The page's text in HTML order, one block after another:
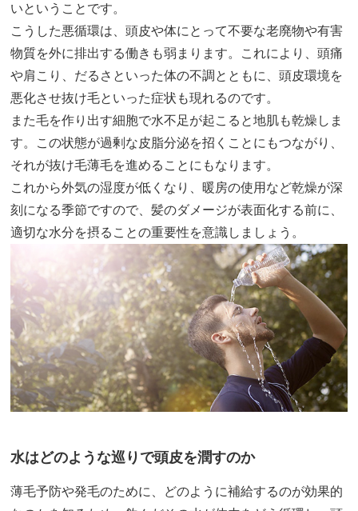
いということです。
こうした悪循環は、頭皮や体にとって不要な老廃物や有害
物質を外に排出する働きも弱まります。これにより、頭痛
や肩こり、だるさといった体の不調とともに、頭皮環境を
悪化させ抜け毛といった症状も現れるのです。
また毛を作り出す細胞で水不足が起こると地肌も乾燥しま
す。この状態が過剰な皮脂分泌を招くことにもつながり、
それが抜け毛薄毛を進めることにもなります。
これから外気の湿度が低くなり、暖房の使用など乾燥が深
刻になる季節ですので、髪のダメージが表面化する前に、
適切な水分を摂ることの重要性を意識しましょう。
水はどのような巡りで頭皮を潤すのか
薄毛予防や発毛のために、どのように補給するのが効果的